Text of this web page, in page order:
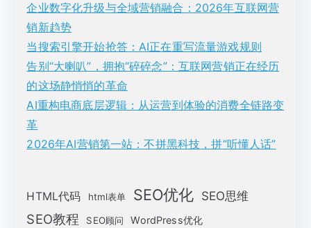
企业数字化升级与全域营销融合：2026年互联网营
销新趋势
当搜索引擎开始抢答：AI正在重写流量游戏规则
告别“大喇叭”，拥抱“碎碎念”：互联网营销正在经历
的这场静悄悄的革命
AI重构电商底层逻辑：从运营到体验的消费全链路变
革
2026年AI营销第一站：不拼黑科技，拼“听懂人话”
HTML代码 html表单 SEO优化 SEO思维
SEO教程 SEO顾问 WordPress优化